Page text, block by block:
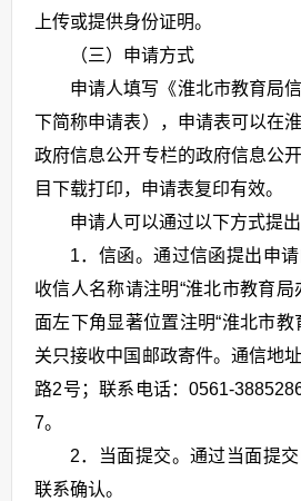
上传或提供身份证明。
（三）申请方式
申请人填写《淮北市教育局
下简称申请表），申请表可以在
政府信息公开专栏的政府信息公
目下载打印，申请表复印有效。
申请人可以通过以下方式提出
1．信函。通过信函提出申请
收信人名称请注明“淮北市教育局
面左下角显著位置注明“淮北市教
关只接收中国邮政寄件。通信地
路2号；联系电话：0561-
7。
2．当面提交。通过当面提
联系确认。